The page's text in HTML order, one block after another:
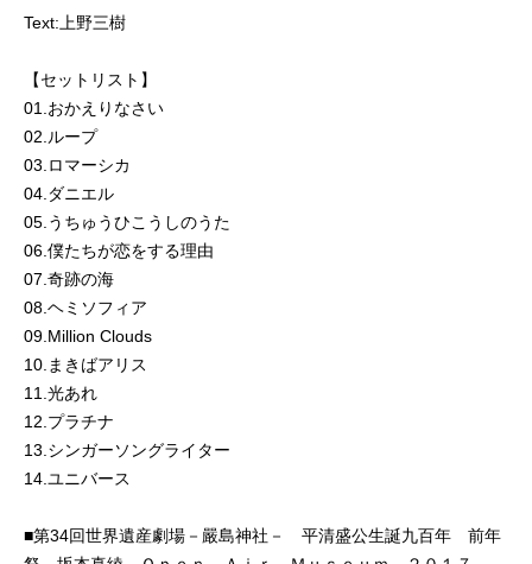
Text:上野三樹
【セットリスト】
01.おかえりなさい
02.ループ
03.ロマーシカ
04.ダニエル
05.うちゅうひこうしのうた
06.僕たちが恋をする理由
07.奇跡の海
08.ヘミソフィア
09.Million Clouds
10.まきばアリス
11.光あれ
12.プラチナ
13.シンガーソングライター
14.ユニバース
■第34回世界遺産劇場－嚴島神社－ 平清盛公生誕九百年 前年